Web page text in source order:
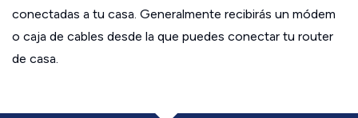
conectadas a tu casa. Generalmente recibirás un módem
o caja de cables desde la que puedes conectar tu router
de casa.